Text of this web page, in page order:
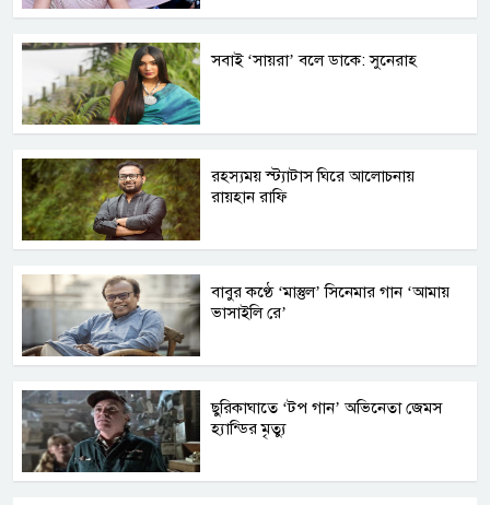
সবাই ‘সায়রা’ বলে ডাকে: সুনেরাহ
রহস্যময় স্ট্যাটাস ঘিরে আলোচনায়
রায়হান রাফি
বাবুর কণ্ঠে ‘মাস্তুল’ সিনেমার গান ‘আমায়
ভাসাইলি রে’
ছুরিকাঘাতে ‘টপ গান’ অভিনেতা জেমস
হ্যান্ডির মৃত্যু